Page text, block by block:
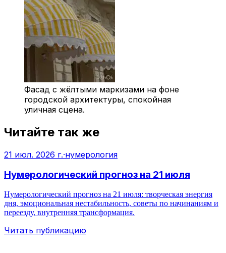
Фасад с жёлтыми маркизами на фоне
городской архитектуры, спокойная
уличная сцена.
Читайте так же
21 июл. 2026 г.·нумерология
Нумерологический прогноз на 21 июля
Нумерологический прогноз на 21 июля: творческая энергия
дня, эмоциональная нестабильность, советы по начинаниям и
переезду, внутренняя трансформация.
Читать публикацию